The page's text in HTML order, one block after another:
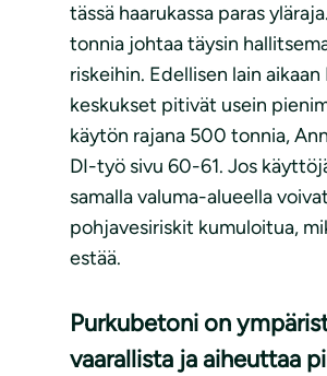
tässä haarukassa paras
tonnia johtaa täysin
riskeihin. Edellisen lain aikaan
keskukset pitivät usein
käytön rajana 500 tonnia,
DI-työ sivu 60-61. Jos
samalla valuma-alueella
pohjavesiriskit kumuloitua,
estää.
Purkubetoni on
vaarallista ja aiheuttaa